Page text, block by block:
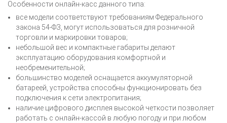
Особенности онлайн-касс данного типа:
все модели соответствуют требованиям Федерального
закона 54-ФЗ, могут использоваться для розничной
торговли и маркировки товаров;
небольшой вес и компактные габариты делают
эксплуатацию оборудования комфортной и
необременительной;
большинство моделей оснащается аккумуляторной
батареей, устройства способны функционировать без
подключения к сети электропитания;
наличие цифрового дисплея высокой четкости позволяет
работать с онлайн-кассой в любую погоду и при любом